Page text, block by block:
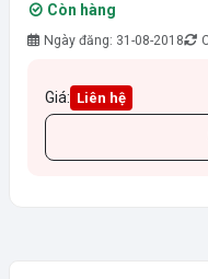
Còn hàng
Ngày đăng: 31-08-2018
Giá: Liên hệ